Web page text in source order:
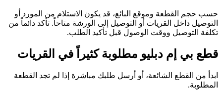
حسب حجم القطعة وموقع البائع، قد يكون الاستلام من المورد أو
التوصيل داخل القريات أو التوصيل إلى الورشة متاحاً. تأكد دائماً من
تكلفة التوصيل ووقت الوصول قبل تأكيد الطلب.
قطع بي إم دبليو مطلوبة كثيراً في القريات
ابدأ من القطع الشائعة، أو أرسل طلبك مباشرة إذا لم تجد القطعة
المطلوبة.